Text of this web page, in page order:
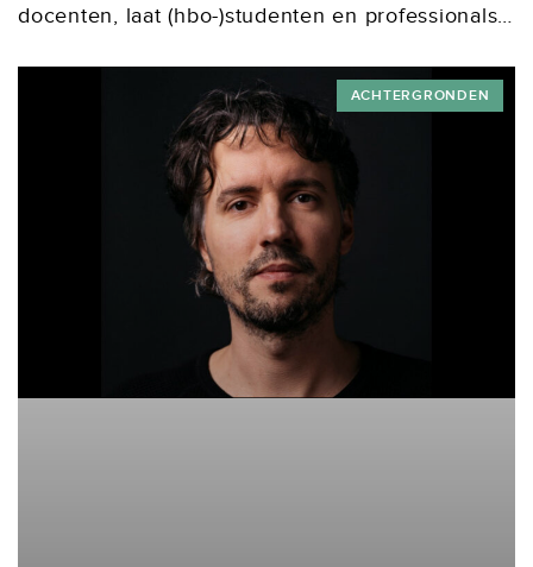
docenten, laat (hbo-)studenten en professionals
in hun dagelijks leven en in hun leerproces
verantwoord kunnen inzetten. Door:...ACHTERGRONDEN